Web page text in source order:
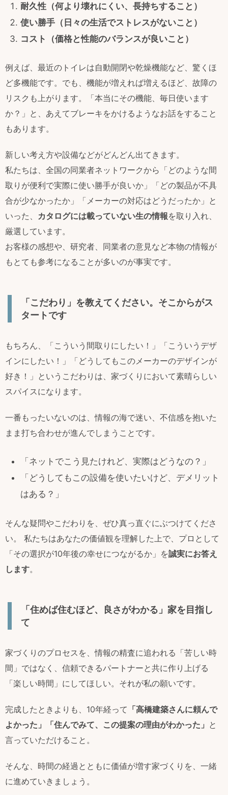
耐久性（何より壊れにくい、長持ちすること）
使い勝手（日々の生活でストレスがないこと）
コスト（価格と性能のバランスが良いこと）
例えば、最近のトイレは自動開閉や乾燥機能など、驚くほ
ど多機能です。でも、機能が増えれば増えるほど、故障の
リスクも上がります。「本当にその機能、毎日使います
か？」と、あえてブレーキをかけるようなお話をすること
もあります。
新しい考え方や設備などがどんどん出てきます。
私たちは、全国の同業者ネットワークから「どのような間
取りが便利で実際に使い勝手が良いか」「どの製品が不具
合が少なかったか」「メーカーの対応はどうだったか」と
いった、 カタログには載っていない生の情報を取り入れ、
厳選しています。
お客様の感想や、研究者、同業者の意見など本物の情報が
もとても参考になることが多いのが事実です。
「こだわり」を教えてください。そこからがス
タートです
もちろん、「こういう間取りにしたい！」「こういうデザ
インにしたい！」「どうしてもこのメーカーのデザインが
好き！」というこだわりは、家づくりにおいて素晴らしい
スパイスになります。
一番もったいないのは、情報の海で迷い、不信感を抱いた
まま打ち合わせが進んでしまうことです。
「ネットでこう見たけれど、実際はどうなの？」
「どうしてもこの設備を使いたいけど、デメリット
はある？」
そんな疑問やこだわりを、ぜひ真っ直ぐにぶつけてくださ
い。 私たちはあなたの価値観を理解した上で、プロとして
「その選択が10年後の幸せにつながるか」を誠実にお答え
します。
「住めば住むほど、良さがわかる」家を目指し
て
家づくりのプロセスを、情報の精査に追われる「苦しい時
間」ではなく、信頼できるパートナーと共に作り上げる
「楽しい時間」にしてほしい。それが私の願いです。
完成したときよりも、10年経って 「高橋建築さんに頼んで
よかった」「住んでみて、この提案の理由がわかった」 と
言っていただけること。
そんな、時間の経過とともに価値が増す家づくりを、一緒
に進めていきましょう。